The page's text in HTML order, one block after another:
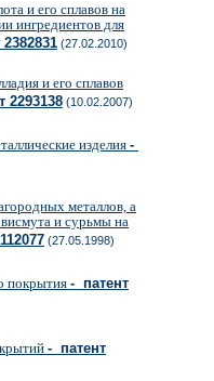
и его сплавов на
ингредиентов для
(27.02.2010)
и его сплавов
2293138 (10.02.2007)
изделия-
металлов, а
и сурьмы на
(27.05.1998)
покрытия - патент
- патент